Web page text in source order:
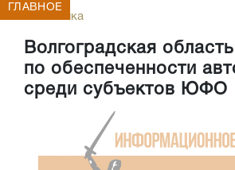
Аналитика
Волгоградская
по обеспеченности
среди субъектов ЮФО
ГЛАВНОЕ